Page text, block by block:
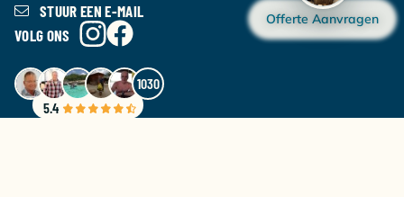
Offerte Aanvragen
STUUR EEN E-MAIL
VOLG ONS
1030
5.4